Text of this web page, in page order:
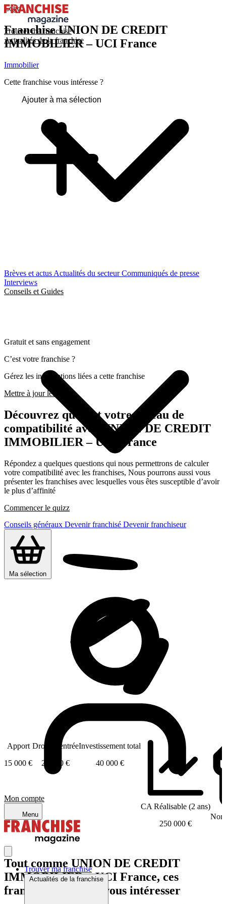
Trouver ma franchise
Actualités de la franchise
Brèves et actus Actualités du secteurCommuniqués de presse
Interviews
Conseils et Guides
Conseils généraux Devenir franchisé Devenir franchiseur
Ma sélection
Mon compte
Menu
Trouver ma franchise
Actualités de la franchise
Logo
Franchise UNION DE CREDIT
IMMOBILIER – UCI France
Immobilier
Cette franchise vous intéresse ?
Ajouter à ma sélection
Gratuit et sans engagement
C’est votre franchise ?
Gérez les informations liées a cette franchise
Mettre à jour les infos
Découvrez quel est votre niveau de
compatibilité avec UNION DE CREDIT
IMMOBILIER – UCI France
Répondez a quelques questions qui nous permettrons de calculer
votre compatibilité avec les franchises, Nous pourrons aussi vous
présenter les franchises avec lesquelles vous êtes susceptible d’avoir
le plus d’affinité
Commencer le quizz
Apport
15 000 €
Droits d'entrée
20 000 €
Investissement total
40 000 €
CA Réalisable (2 ans)
250 000 €
Tout comme UNION DE CREDIT
IMMOBILIER – UCI France, ces
franchises peuvent vous intéresser